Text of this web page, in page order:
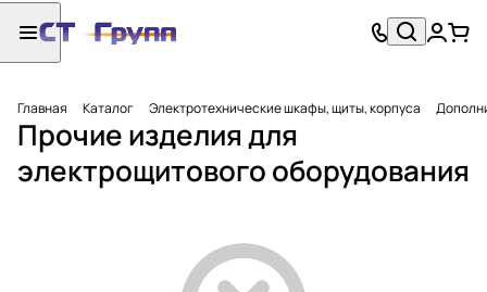
Главная Каталог Электротехнические шкафы, щиты, корпуса
Прочие изделия для
электрощитового оборудования